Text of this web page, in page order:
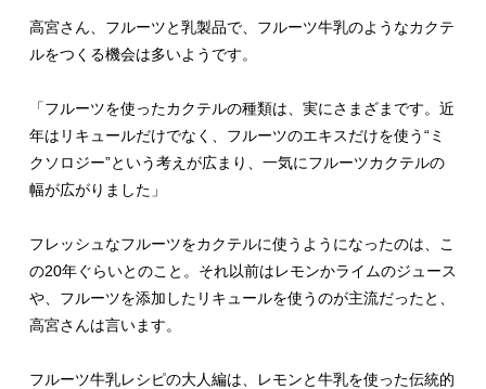
高宮さん、フルーツと乳製品で、フルーツ牛乳のようなカクテ
ルをつくる機会は多いようです。
「フルーツを使ったカクテルの種類は、実にさまざまです。近
年はリキュールだけでなく、フルーツのエキスだけを使う“ミ
クソロジー”という考えが広まり、一気にフルーツカクテルの
幅が広がりました」
フレッシュなフルーツをカクテルに使うようになったのは、こ
の20年ぐらいとのこと。それ以前はレモンかライムのジュース
や、フルーツを添加したリキュールを使うのが主流だったと、
高宮さんは言います。
フルーツ牛乳レシピの大人編は、レモンと牛乳を使った伝統的